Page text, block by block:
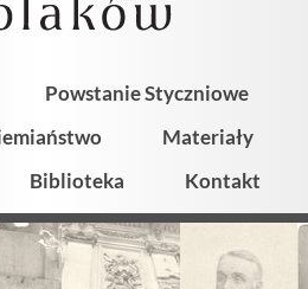
Powstanie Styczniowe
Materiały
Biblioteka Kontakt